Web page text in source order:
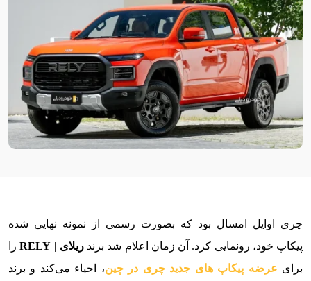
چری اوایل امسال بود که بصورت رسمی از نمونه نهایی شده
پیکاپ خود، رونمایی کرد. آن زمان اعلام شد برندریلای | RELY
را
برای عرضه پیکاپ های جدید چری در چین، احیاء می‌کند و برند